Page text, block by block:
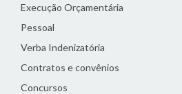
Execução Orçamentária
Pessoal
Verba Indenizatória
Contratos e convênios
Concursos